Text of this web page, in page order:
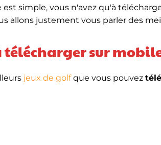
simple, vous n'avez qu'à
allons justement vous parler des
télécharger sur
jeux de golfque vous pouvez